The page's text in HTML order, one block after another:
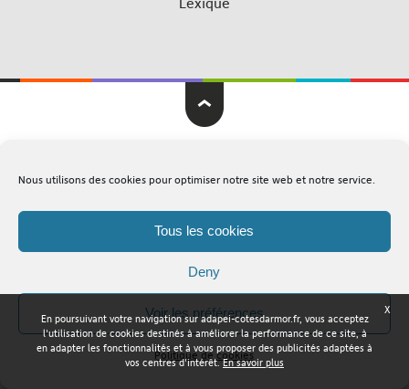
Nous utilisons des cookies pour optimiser notre site web et notre service.
Tous les cookies
Deny
Voir les préférences
Politique de cookies
X
En poursuivant votre navigation sur adapei-cotesdarmor.fr, vous acceptez
l'utilisation de cookies destinés à améliorer la performance de ce site, à
en adapter les fonctionnalités et à vous proposer des publicités adaptées à
vos centres d'intérêt.En savoir plus